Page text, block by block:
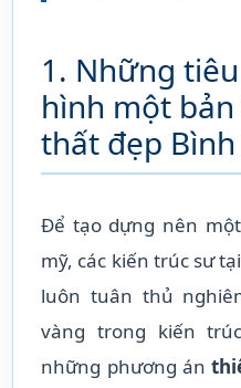
1. Những
hình một
thất đẹp
Để tạo dựng nên
mỹ, các kiến trúc sư tại
luôn tuân thủ
vàng trong kiến
những phương án